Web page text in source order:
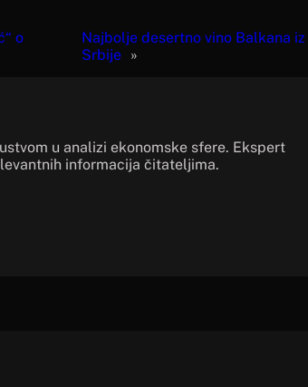
o
Najbolje desertno vino Balkana iz
Srbije »
u analizi ekonomske sfere. Ekspert
informacija čitateljima.